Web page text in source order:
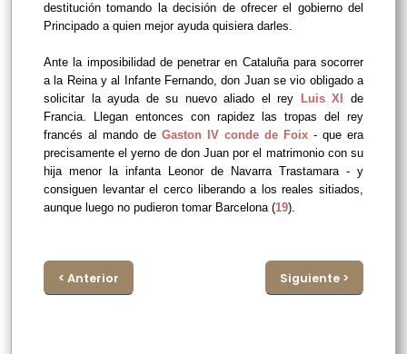
destitución tomando la decisión de ofrecer el gobierno del
Principado a quien mejor ayuda quisiera darles.
Ante la imposibilidad de penetrar en Cataluña para socorrer
a la Reina y al Infante Fernando, don Juan se vio obligado a
solicitar la ayuda de su nuevo aliado el rey
Luis XI
de
Francia. Llegan entonces con rapidez las tropas del rey
francés al mando de Gaston IV conde de Foix - que era
precisamente el yerno de don Juan por el matrimonio con su
hija menor la infanta Leonor de Navarra Trastamara - y
consiguen levantar el cerco liberando a los reales sitiados,
aunque luego no pudieron tomar Barcelona (19).
< Anterior Siguiente >